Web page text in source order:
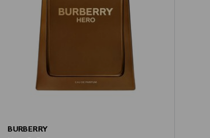
BURBERRY